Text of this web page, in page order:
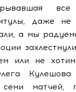
даже не
а мы
или не хотим
матчей,